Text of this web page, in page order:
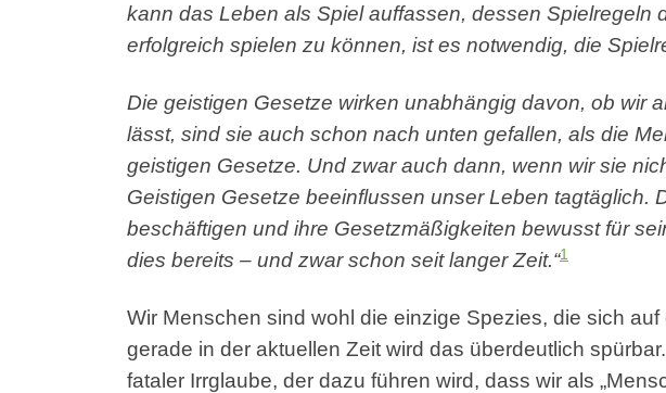
kann das Leben als Spiel auffassen, dessen Spielregeln
erfolgreich spielen zu können, ist es notwendig, die
Die geistigen Gesetze wirken unabhängig davon, ob wir
lässt, sind sie auch schon nach unten gefallen, als die
geistigen Gesetze. Und zwar auch dann, wenn wir sie
Geistigen Gesetze beeinflussen unser Leben tagtäglich.
beschäftigen und ihre Gesetzmäßigkeiten bewusst für
dies bereits – und zwar schon seit langer Zeit.“1
Wir Menschen sind wohl die einzige Spezies, die sich
gerade in der aktuellen Zeit wird das überdeutlich
fataler Irrglaube, der dazu führen wird, dass wir als